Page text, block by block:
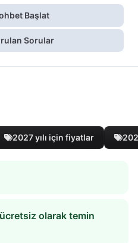
Başlat
Sorular
2027 yılı için fiyatlar
olarak temin